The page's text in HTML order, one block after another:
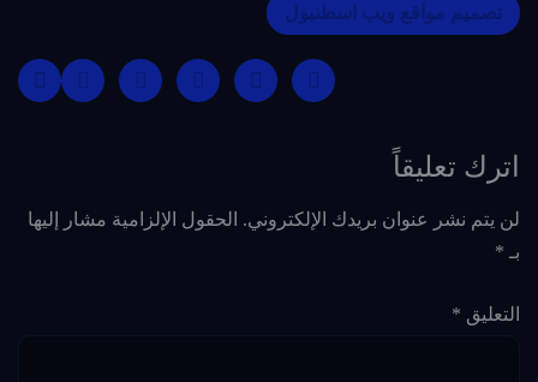
تصميم مواقع ويب اسطنبول
اترك تعليقاً
لن يتم نشر عنوان بريدك الإلكتروني. الحقول الإلزامية مشار إليها
بـ *
التعليق *